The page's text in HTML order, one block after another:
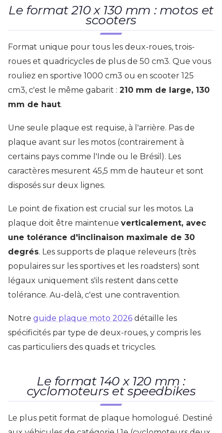
Le format 210 x 130 mm : motos et
scooters
Format unique pour tous les deux-roues, trois-
roues et quadricycles de plus de 50 cm3. Que vous
rouliez en sportive 1000 cm3 ou en scooter 125
cm3, c'est le même gabarit : 210 mm de large, 130
mm de haut.
Une seule plaque est requise, à l'arrière. Pas de
plaque avant sur les motos (contrairement à
certains pays comme l'Inde ou le Brésil). Les
caractères mesurent 45,5 mm de hauteur et sont
disposés sur deux lignes.
Le point de fixation est crucial sur les motos. La
plaque doit être maintenue verticalement, avec
une tolérance d'inclinaison maximale de 30
degrés. Les supports de plaque releveurs (très
populaires sur les sportives et les roadsters) sont
légaux uniquement s'ils restent dans cette
tolérance. Au-delà, c'est une contravention.
Notre guide plaque moto 2026 détaille les
spécificités par type de deux-roues, y compris les
cas particuliers des quads et tricycles.
Le format 140 x 120 mm :
cyclomoteurs et speedbikes
Le plus petit format de plaque homologué. Destiné